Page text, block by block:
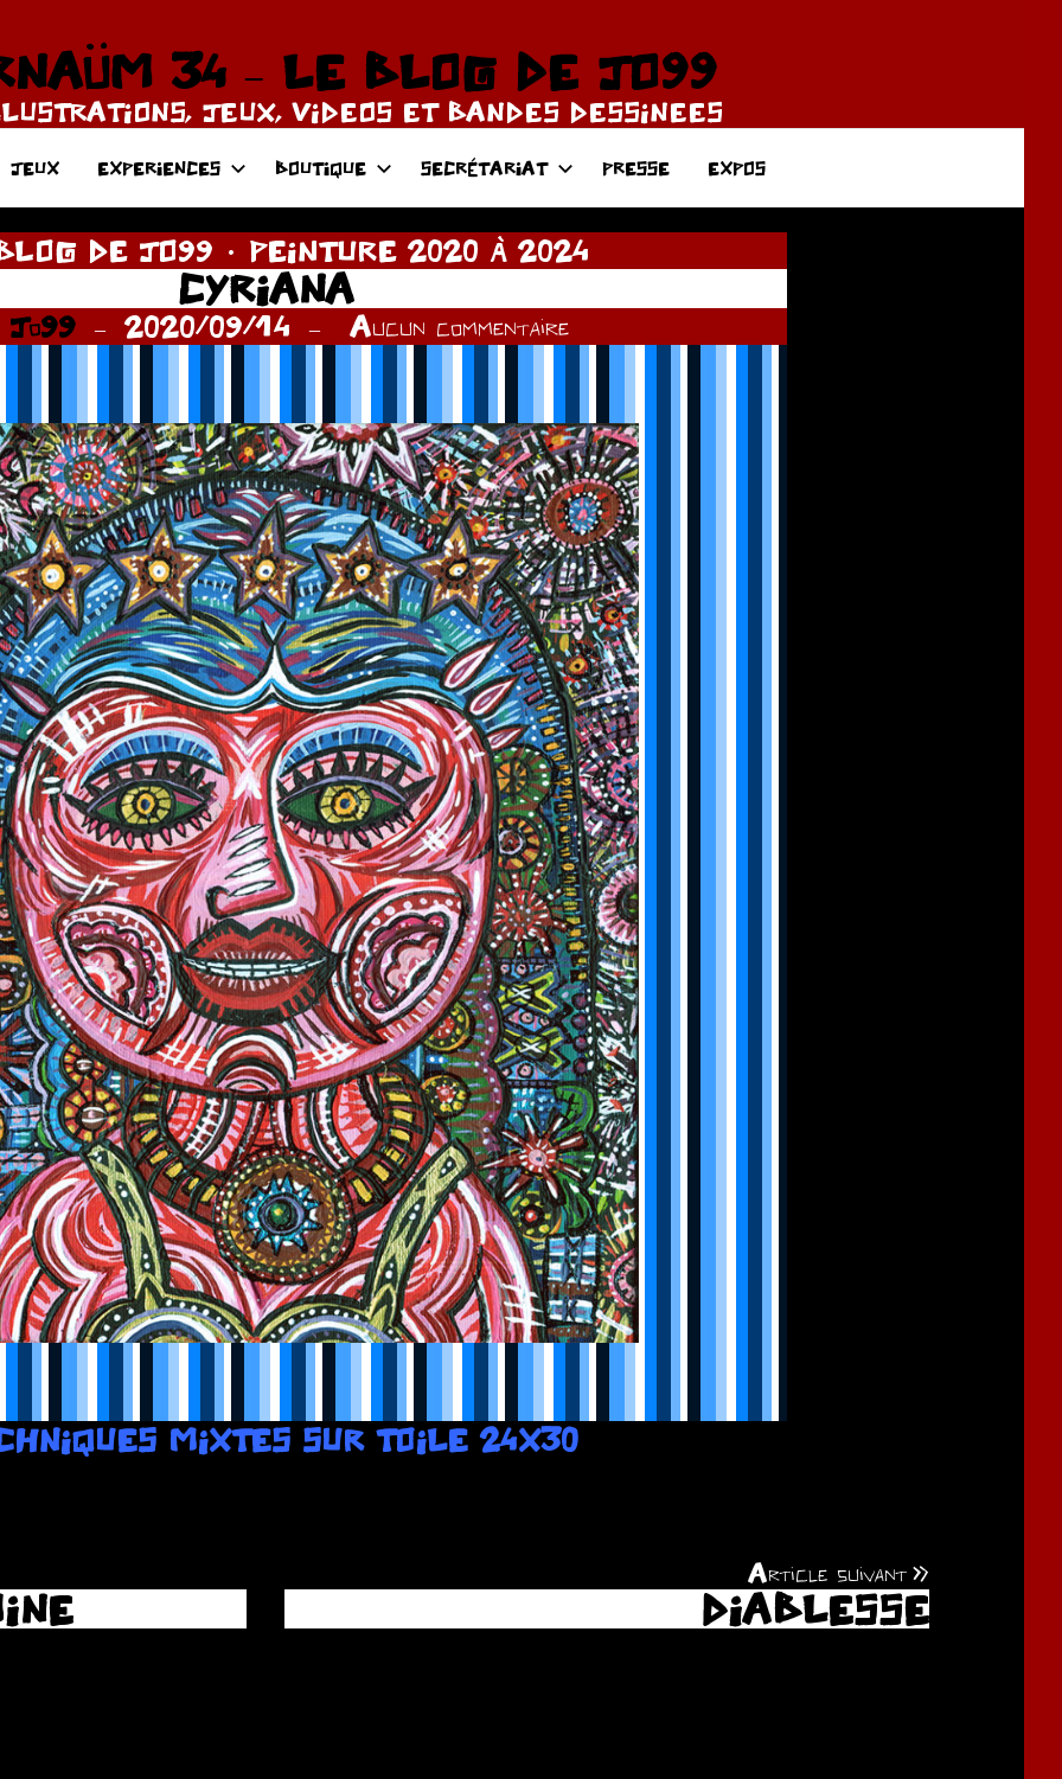
34 – LE BLOG DE JO99
JEUX, VIDEOS ET BANDES DESSINEES
JEUX EXPERIENCES BOUTIQUE SECRÉTARIAT PRESSE EXPOS
DE JO99 PEINTURE 2020 À 2024
CYRIANA
Jo99 2020/09/14 Aucun commentaire
MIXTES SUR TOILE 24X30
Article suivant
DIABLESSE